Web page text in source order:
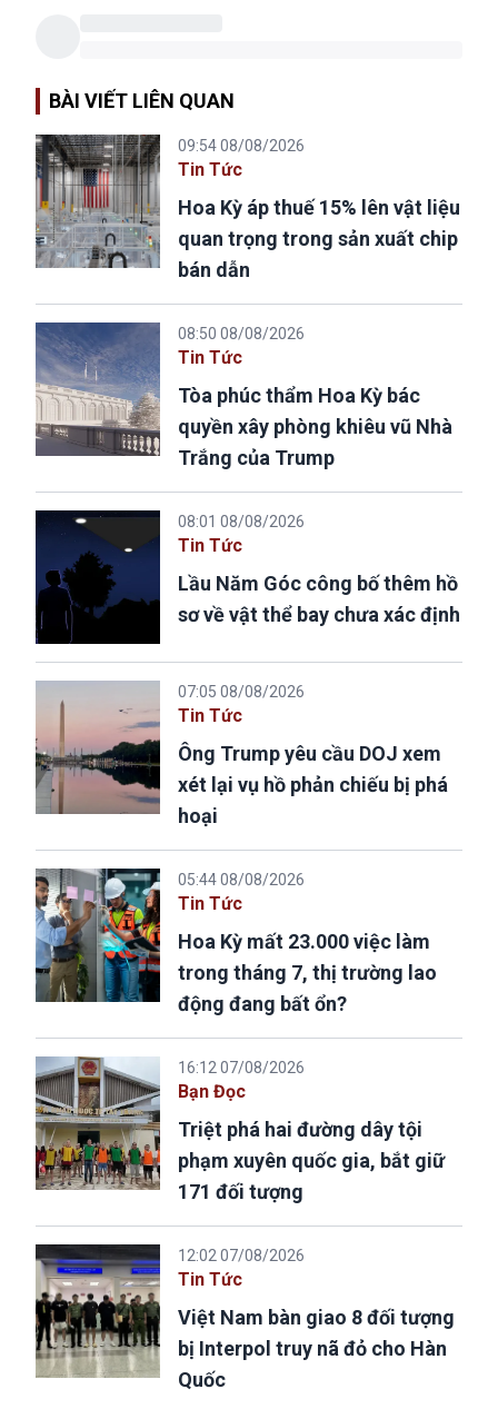
BÀI VIẾT LIÊN QUAN
09:54 08/08/2026
Tin Tức
Hoa Kỳ áp thuế 15% lên vật liệu
quan trọng trong sản xuất chip
bán dẫn
08:50 08/08/2026
Tin Tức
Tòa phúc thẩm Hoa Kỳ bác
quyền xây phòng khiêu vũ Nhà
Trắng của Trump
08:01 08/08/2026
Tin Tức
Lầu Năm Góc công bố thêm hồ
sơ về vật thể bay chưa xác định
07:05 08/08/2026
Tin Tức
Ông Trump yêu cầu DOJ xem
xét lại vụ hồ phản chiếu bị phá
hoại
05:44 08/08/2026
Tin Tức
Hoa Kỳ mất 23.000 việc làm
trong tháng 7, thị trường lao
động đang bất ổn?
16:12 07/08/2026
Bạn Đọc
Triệt phá hai đường dây tội
phạm xuyên quốc gia, bắt giữ
171 đối tượng
12:02 07/08/2026
Tin Tức
Việt Nam bàn giao 8 đối tượng
bị Interpol truy nã đỏ cho Hàn
Quốc